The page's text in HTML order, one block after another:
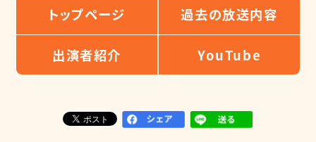
トップページ 過去の放送内容
出演者紹介 YouTube